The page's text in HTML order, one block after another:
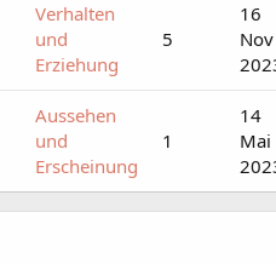
Verhalten
und
Erziehung
5
16
Nov
Aussehen
und
Erscheinung
1
14
Mai